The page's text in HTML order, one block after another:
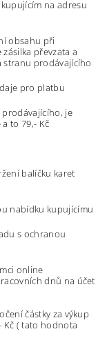
na adresu
obsahu při
převzata a
stranu prodávajícího
pro platbu
je
to 79,- Kč
balíčku karet
nabídku kupujícímu
s ochranou
online
dnů na účet
částky za výkup
Kč ( tato hodnota